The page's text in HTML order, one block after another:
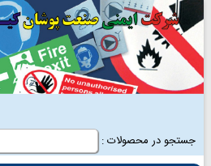
جستجو در محصولات :